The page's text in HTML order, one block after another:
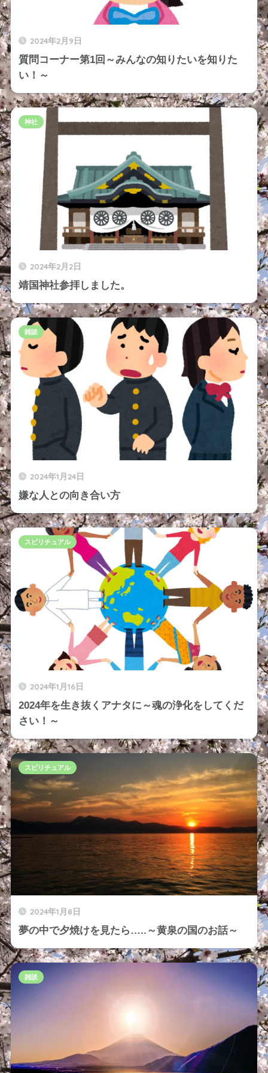
2024年2月9日
質問コーナー第1回～みんなの知りたいを知りた
い！～
2024年2月2日
靖国神社参拝しました。
神社
2024年1月24日
嫌な人との向き合い方
雑談
2024年1月16日
2024年を生き抜くアナタに～魂の浄化をしてくだ
さい！～
スピリチュアル
2024年1月8日
夢の中で夕焼けを見たら…..～黄泉の国のお話～
スピリチュアル
雑談